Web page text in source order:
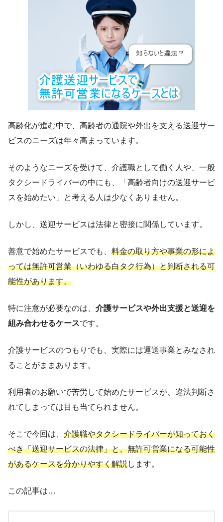
高齢化が進む中で、高齢者の通院や外出を支える送迎サー
ビスのニーズは年々高まっています。
そのようなニーズを受けて、介護職として働く人や、一般
タクシードライバーの中にも、「高齢者向けの送迎サービ
スを始めたい」と考える人は少なくありません。
しかし、送迎サービスは法律と密接に関係しています。
善意で始めたサービスでも、 料金の取り方や事業の形によ
っては無許可営業（いわゆる白タク行為）と判断される可
能性があります。
特に注意が必要なのは、 介護サービスや外出支援と送迎を
組み合わせるケースです。
介護サービスのつもりでも、実際には運送事業とみなされ
ることがままあります。
利用者のお願いで苦労して始めたサービスが、違法判断さ
れてしまっては目も当てられません。
そこで今回は、 介護職やタクシードライバーが知っておく
べき「送迎サービスの法律」と、無許可営業になる可能性
があるケースを分かりやすく解説します。
この記事は…